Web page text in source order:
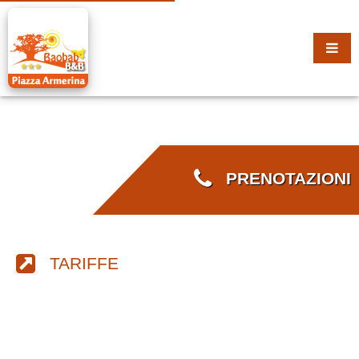
PRENOTAZIONI
TARIFFE